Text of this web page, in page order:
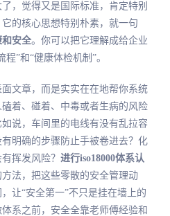
，觉得又是国际标准，肯定特别
的核心思想特别朴素，就一句
安全。你可以把它理解成给企业
”和“健康体检机制”。
文章，而是实实在在地帮你系统
着、碰着、中毒或者生病的风险
说，车间里的电线有没有乱拉容
明确的步骤防止手被卷进去？化
挥发风险？ 进行iso18000体系认
法，把这些零散的安全管理动
让“安全第一”不只是挂在墙上的
系之前，安全全靠老师傅经验和